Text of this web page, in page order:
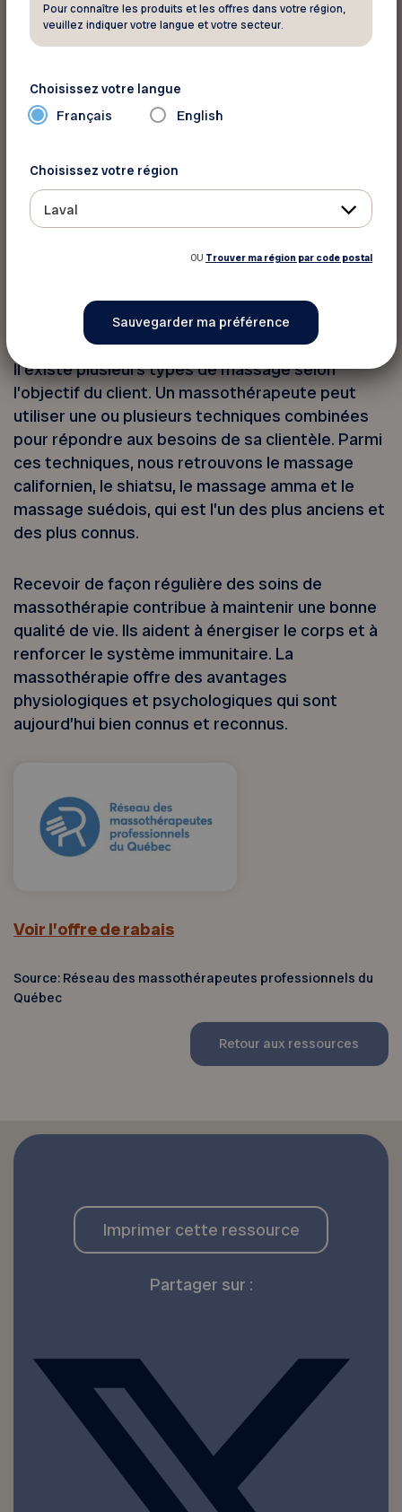
Soins thérapeutiques
Les soins thérapeutiques sont de plus en plus
différentes pathologies et pour prévenir
l’apparition de problèmes musculaires ou
techniques pour soulager les inconvénients de
l’arthrite, de l’arthrose et du rhumatisme. En
travaillant sur les fascias et les chaînes
massage thérapeutique réduit les douleurs et
Les différents types de massage
Il existe plusieurs types de massage selon
l’objectif du client. Un massothérapeute peut
utiliser une ou plusieurs techniques combinées
pour répondre aux besoins de sa clientèle. Parmi
ces techniques, nous retrouvons le massage
californien, le shiatsu, le massage amma et le
massage suédois, qui est l’un des plus anciens et
des plus connus.
Recevoir de façon régulière des soins de
massothérapie contribue à maintenir une bonne
qualité de vie. Ils aident à énergiser le corps et à
renforcer le système immunitaire. La
massothérapie offre des avantages
physiologiques et psychologiques qui sont
aujourd’hui bien connus et reconnus.
Voir l’offre de rabais
Source: Réseau des massothérapeutes professionnels du
Québec
Retour aux ressources
Imprimer cette ressource
Partager sur :
Pour connaître les produits et les offres dans votre région,
veuillez indiquer votre langue et votre secteur.
Choisissez votre langue
Français English
Choisissez votre région
Laval
OU Trouver ma région par code postal